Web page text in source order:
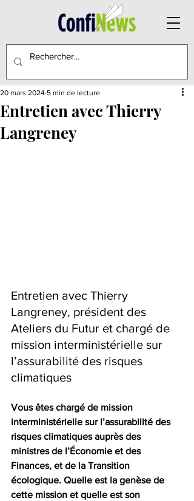
Entretien avec Thierry
Langreney
20 mars 2024 5 min de lecture
Entretien avec Thierry
Langreney, président des
Ateliers du Futur et chargé de
mission interministérielle sur
l’assurabilité des risques
climatiques
Vous êtes chargé de mission
interministérielle sur l’assurabilité des
risques climatiques auprès des
ministres de l’Économie et des
Finances, et de la Transition
écologique. Quelle est la genèse de
cette mission et quelle est son